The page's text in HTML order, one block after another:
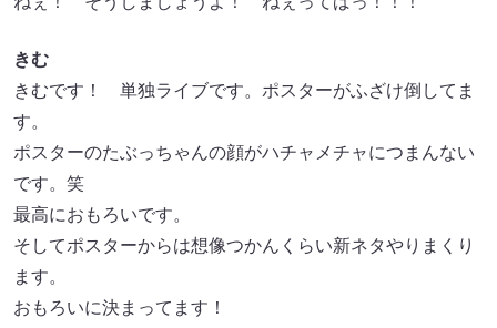
きむ
きむです！ 単独ライブです。ポスターがふざけ倒してま
す。
ポスターのたぶっちゃんの顔がハチャメチャにつまんない
です。笑
最高におもろいです。
そしてポスターからは想像つかんくらい新ネタやりまくり
ます。
おもろいに決まってます！